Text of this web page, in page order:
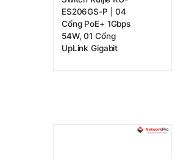
ES206GS-P | 04
Cổng PoE+ 1Gbps
54W, 01 Cổng
UpLink Gigabit